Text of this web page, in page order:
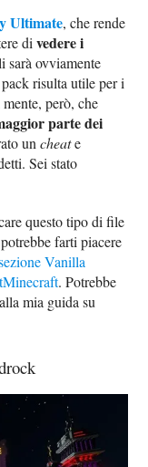
Ultimate, che rende
divedere i
sarà ovviamente
risulta utile per i
però, che
parte dei
uncheate
Sei stato
questo tipo di file
farti piacere
Vanilla
. Potrebbe
mia guida su